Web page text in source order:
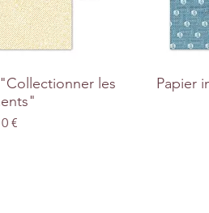
les
€
Papier